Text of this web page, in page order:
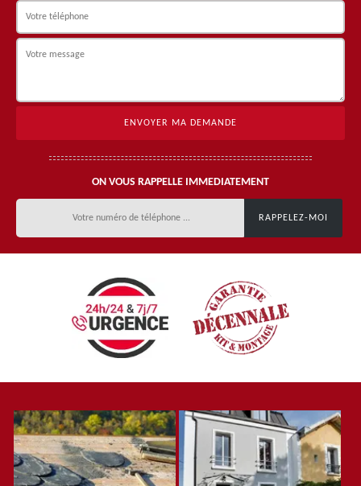
ON VOUS RAPPELLE IMMEDIATEMENT